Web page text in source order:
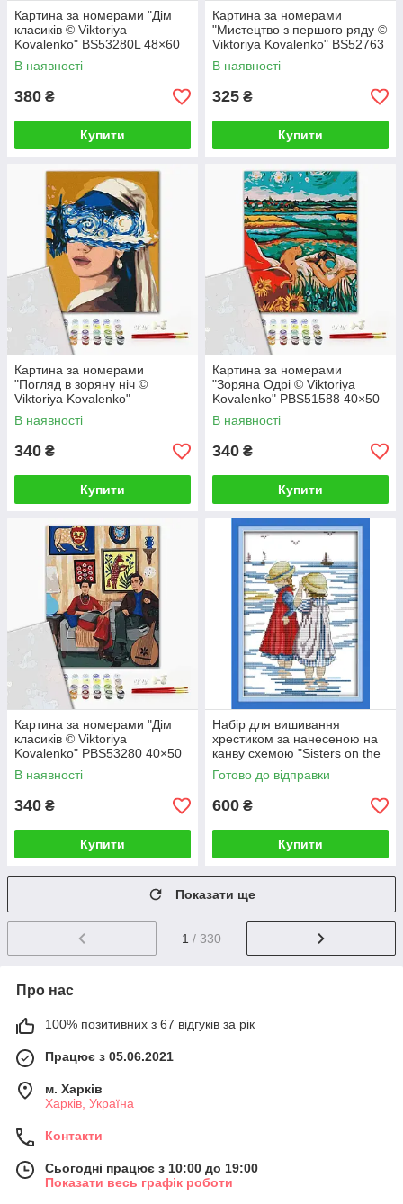
Картина за номерами "Дім
класиків © Viktoriya
Kovalenko" BS53280L 48×60
см
В наявності
380 ₴
Купити
Картина за номерами
"Мистецтво з першого ряду ©
Viktoriya Kovalenko" BS52763
40×50 см
В наявності
325 ₴
Купити
Картина за номерами
"Погляд в зоряну ніч ©
Viktoriya Kovalenko"
PBS51480 40×50 см
В наявності
340 ₴
Купити
Картина за номерами
"Зоряна Одрі © Viktoriya
Kovalenko" PBS51588 40×50
см
В наявності
340 ₴
Купити
Картина за номерами "Дім
класиків © Viktoriya
Kovalenko" PBS53280 40×50
см
В наявності
340 ₴
Купити
Набір для вишивання
хрестиком за нанесеною на
канву схемою "Sisters on the
beach". (AIDA 14CT
printed,19*27 см)
Готово до відправки
600 ₴
Купити
Показати ще
1 / 330
Про нас
100% позитивних з 67 відгуків за рік
Працює з 05.06.2021
м. Харків
Харків, Україна
Контакти
Сьогодні працює з 10:00 до 19:00
Показати весь графік роботи